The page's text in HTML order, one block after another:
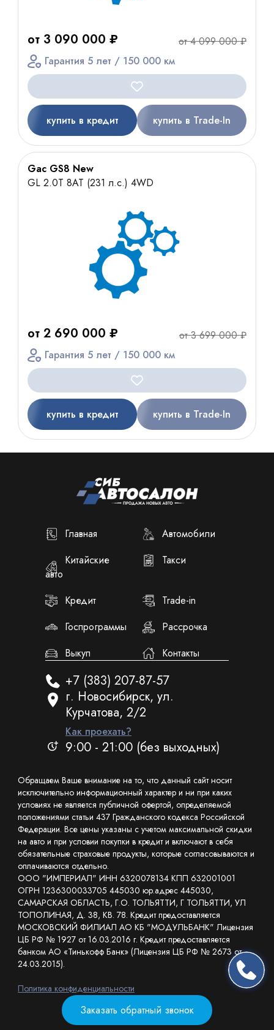
от 3 090 000 ₽
от 4 099 000 ₽
Гарантия 5 лет / 150 000 км
купить в кредит купить в Trade-In
Gac GS8 New
GL 2.0T 8AT (231 л.с.) 4WD
от 2 690 000 ₽
от 3 699 000 ₽
Гарантия 5 лет / 150 000 км
купить в кредит купить в Trade-In
Главная
Автомобили
Китайские
авто
Такси
Кредит
Trade-in
Госпрограммы
Рассрочка
Выкуп
Контакты
+7 (383) 207-87-57
г. Новосибирск, ул.
Курчатова, 2/2
Как проехать?
9:00 - 21:00 (без выходных)
Обращаем Ваше внимание на то, что данный сайт носит
исключительно информационный характер и ни при каких
условиях не является публичной офертой, определяемой
положениями статьи 437 Гражданского кодекса Российской
Федерации. Все цены указаны с учетом максимальной скидки
на авто и при условии покупки в кредит и включают в себя
обязательные страховые продукты, которые согласовываются и
оплачиваются отдельно.
ООО "ИМПЕРИАЛ" ИНН 6320078134 КПП 632001001
ОГРН 1236300033705 445030 юр.адрес 445030,
САМАРСКАЯ ОБЛАСТЬ, Г.О. ТОЛЬЯТТИ, Г ТОЛЬЯТТИ, УЛ
ТОПОЛИНАЯ, Д. 38, КВ. 78. Кредит предоставляется
МОСКОВСКИЙ ФИЛИАЛ АО КБ "МОДУЛЬБАНК" Лицензия
ЦБ РФ № 1927 от 16.03.2016 г. Кредит предоставляется
банком АО «Тинькофф Банк» (Лицензия ЦБ РФ № 2673 от
24.03.2015).
Политика конфиденциальности
Заказать обратный звонок